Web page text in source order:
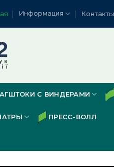
Информация Контакты
С ВИНДЕРАМИ
ПРЕСС-ВОЛЛ